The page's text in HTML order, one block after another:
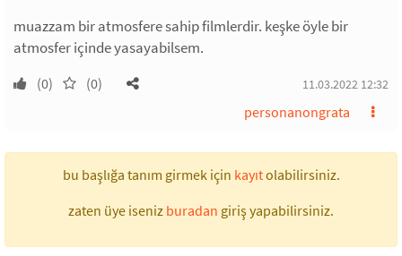
muazzam bir atmosfere sahip filmlerdir. keşke öyle bir
atmosfer içinde yasayabilsem.
(0) (0) 11.03.2022 12:32
personanongrata
bu başlığa tanım girmek için kayıtolabilirsiniz.
zaten üye iseniz buradan giriş yapabilirsiniz.